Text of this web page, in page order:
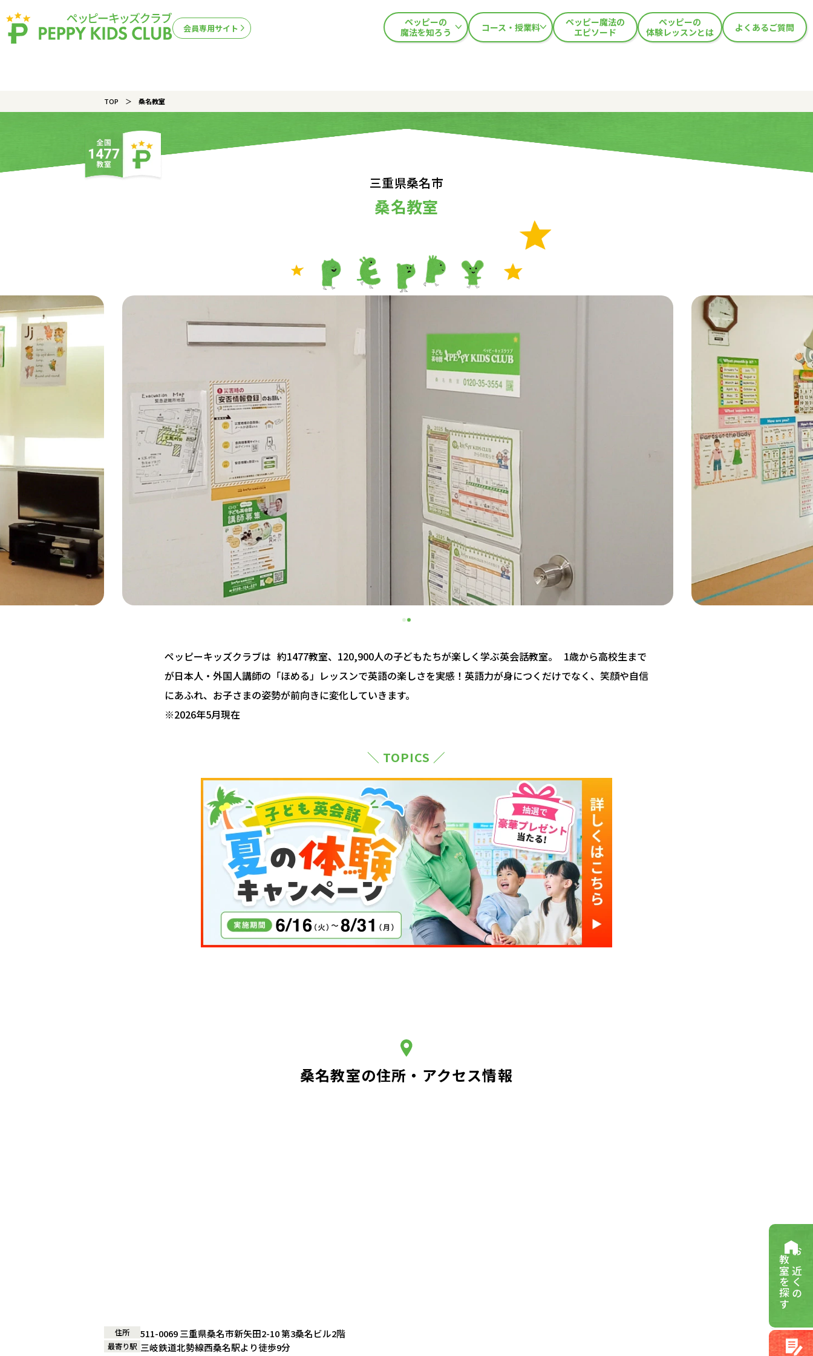
会員専用サイト
ペッピーの
魔法を知ろう
コース・授業料
ペッピー魔法の
エピソード
ペッピーの
体験レッスンとは
よくあるご質問
TOP 桑名教室
三重県桑名市
桑名教室
ペッピーキッズクラブは 約1477教室、120,900人の子どもたちが楽しく学ぶ英会話教室。 1歳から高校生まで
が日本人・外国人講師の「ほめる」レッスンで英語の楽しさを実感！英語力が身につくだけでなく、笑顔や自信
にあふれ、お子さまの姿勢が前向きに変化していきます。
※2026年5月現在
＼ TOPICS ／
桑名教室の住所・アクセス情報
住所 511-0069 三重県桑名市新矢田2-10 第3桑名ビル2階
最寄り駅 三岐鉄道北勢線西桑名駅より徒歩9分
お近くの
教室を探す